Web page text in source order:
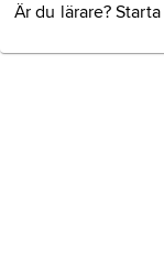
Är du lärare?